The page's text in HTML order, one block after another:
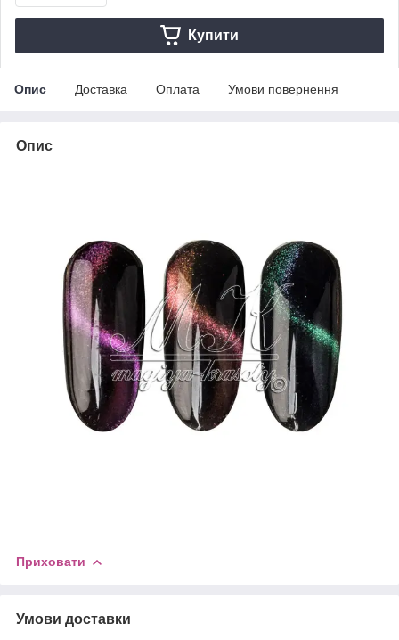
Купити
Опис Доставка Оплата Умови повернення
Опис
Приховати
Умови доставки